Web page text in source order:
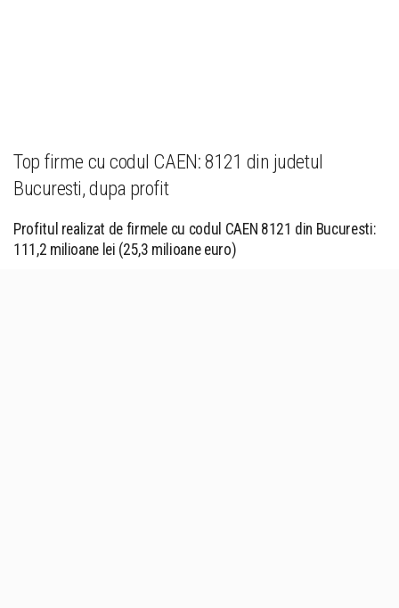
Top firme cu codul CAEN: 8121 din judetul
Bucuresti, dupa profit
Profitul realizat de firmele cu codul CAEN 8121 din Bucuresti:
111,2 milioane lei (25,3 milioane euro)